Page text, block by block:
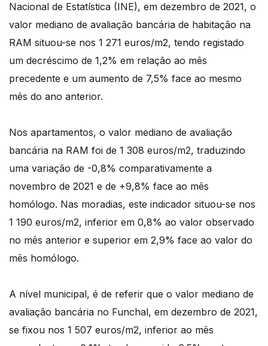
Nacional de Estatística (INE), em dezembro de 2021, o
valor mediano de avaliação bancária de habitação na
RAM situou-se nos 1 271 euros/m2, tendo registado
um decréscimo de 1,2% em relação ao mês
precedente e um aumento de 7,5% face ao mesmo
mês do ano anterior.
Nos apartamentos, o valor mediano de avaliação
bancária na RAM foi de 1 308 euros/m2, traduzindo
uma variação de -0,8% comparativamente a
novembro de 2021 e de +9,8% face ao mês
homólogo. Nas moradias, este indicador situou-se nos
1 190 euros/m2, inferior em 0,8% ao valor observado
no mês anterior e superior em 2,9% face ao valor do
mês homólogo.
A nível municipal, é de referir que o valor mediano de
avaliação bancária no Funchal, em dezembro de 2021,
se fixou nos 1 507 euros/m2, inferior ao mês